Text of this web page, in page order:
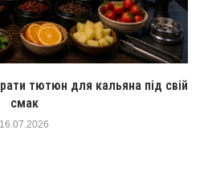
тютюн для кальяна під свій
смак
16.07.2026